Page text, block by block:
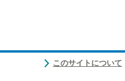
このサイトについて